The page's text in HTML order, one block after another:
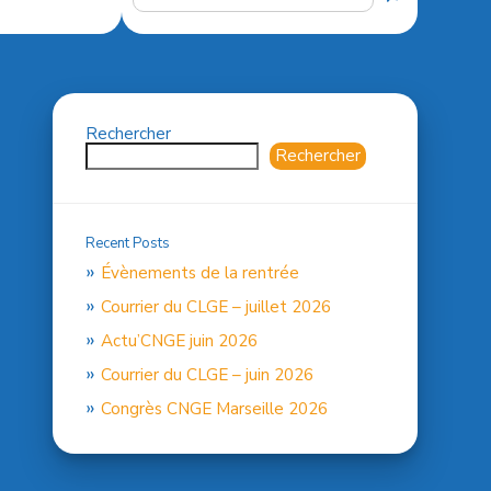
Rechercher
Rechercher
Recent Posts
Évènements de la rentrée
Courrier du CLGE – juillet 2026
Actu’CNGE juin 2026
Courrier du CLGE – juin 2026
Congrès CNGE Marseille 2026